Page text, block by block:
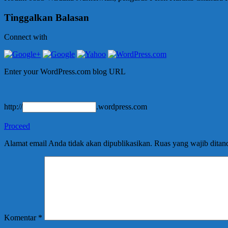
Tinggalkan Balasan
Connect with
Enter your WordPress.com blog URL
http:// .wordpress.com
Proceed
Alamat email Anda tidak akan dipublikasikan. Ruas yang wajib
Komentar *